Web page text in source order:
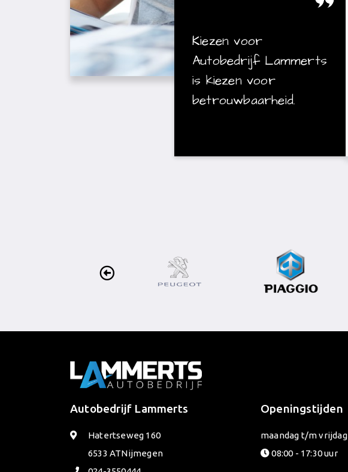
Kiezen voor
Autobedrijf Lammerts
is kiezen voor
betrouwbaarheid.
Autobedrijf Lammerts
Hatertseweg 160
6533 ATNijmegen
Openingstijden
maandag t/m vrijdag
08:00 - 17:30 uur